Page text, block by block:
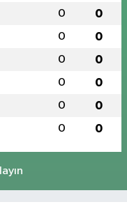
0 0
0 0
0 0
0 0
0 0
0 0